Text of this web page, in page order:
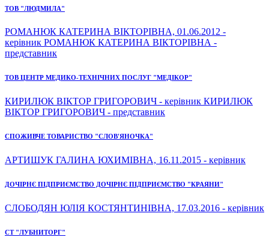
ТОВ "ЛЮДМИЛА"
РОМАНЮК КАТЕРИНА ВІКТОРІВНА, 01.06.2012 -
керівник РОМАНЮК КАТЕРИНА ВІКТОРІВНА -
представник
ТОВ ЦЕНТР МЕДИКО-ТЕХНІЧНИХ ПОСЛУГ "МЕДІКОР"
КИРИЛЮК ВІКТОР ГРИГОРОВИЧ - керівник КИРИЛЮК
ВІКТОР ГРИГОРОВИЧ - представник
СПОЖИВЧЕ ТОВАРИСТВО "СЛОВ'ЯНОЧКА"
АРТИШУК ГАЛИНА ЮХИМІВНА, 16.11.2015 - керівник
ДОЧІРНЄ ПІДПРИЄМСТВО ДОЧІРНЄ ПІДПРИЄМСТВО "КРАЯНИ"
СЛОБОДЯН ЮЛІЯ КОСТЯНТИНІВНА, 17.03.2016 - керівник
СТ "ЛУБНИТОРГ"